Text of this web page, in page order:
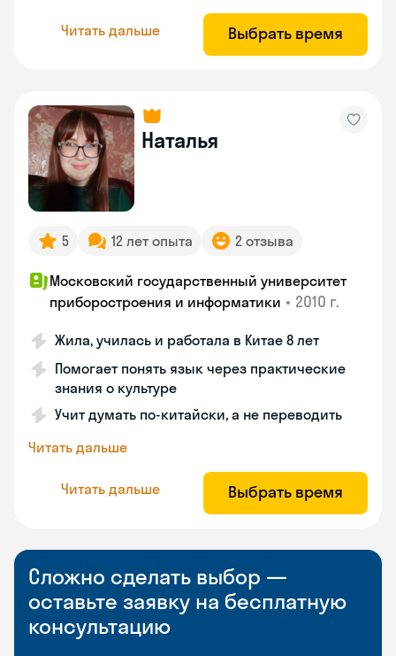
Читать дальше Выбрать время
Наталья
5 12 лет опыта 2 отзыва
Московский государственный университет
приборостроения и информатики • 2010 г.
Жила, училась и работала в Китае 8 лет
Помогает понять язык через практические
знания о культуре
Учит думать по-китайски, а не переводить
Читать дальше
Читать дальше Выбрать время
Сложно сделать выбор —
оставьте заявку на бесплатную
консультацию